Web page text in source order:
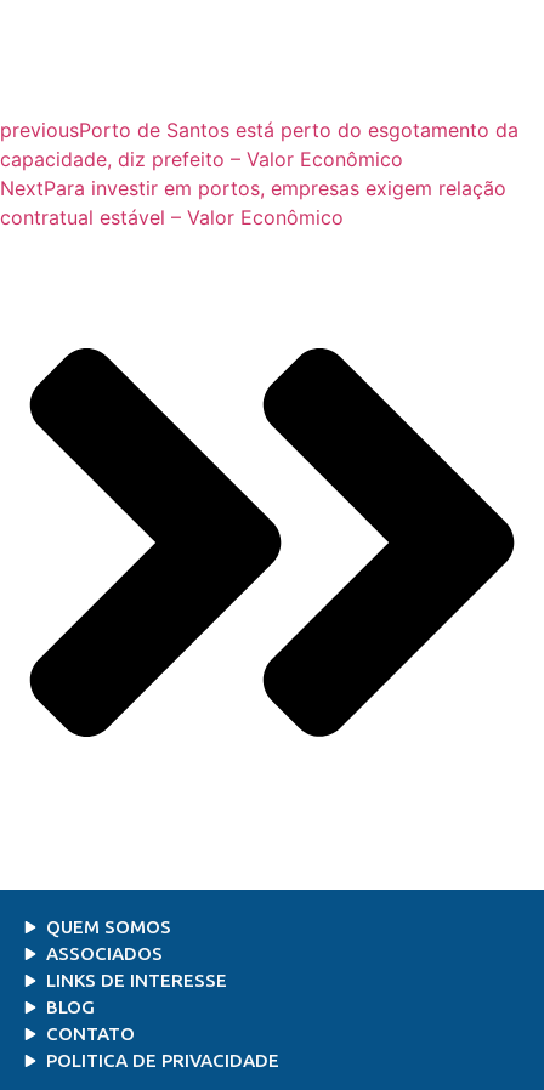
previousPorto de Santos está perto do esgotamento da
capacidade, diz prefeito – Valor Econômico
NextPara investir em portos, empresas exigem relação
contratual estável – Valor Econômico
QUEM SOMOS
ASSOCIADOS
LINKS DE INTERESSE
BLOG
CONTATO
POLITICA DE PRIVACIDADE